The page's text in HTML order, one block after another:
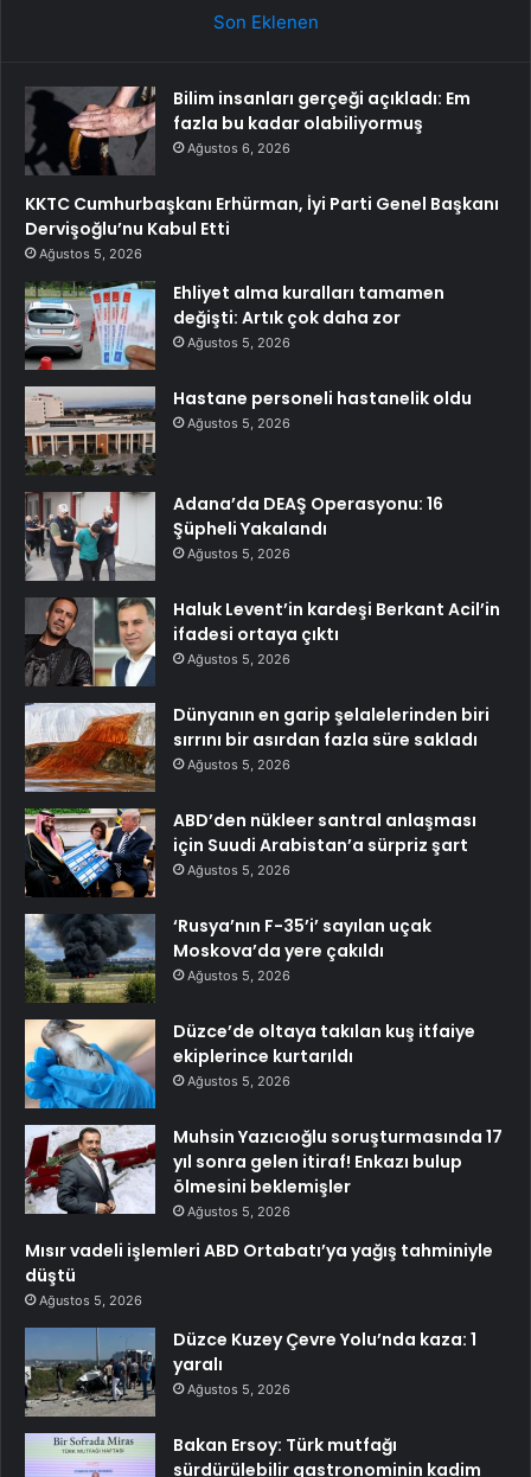
Son Eklenen
Bilim insanları gerçeği açıkladı: Em
fazla bu kadar olabiliyormuş
Ağustos 6, 2026
KKTC Cumhurbaşkanı Erhürman, İyi Parti Genel Başkanı
Dervişoğlu’nu Kabul Etti
Ağustos 5, 2026
Ehliyet alma kuralları tamamen
değişti: Artık çok daha zor
Ağustos 5, 2026
Hastane personeli hastanelik oldu
Ağustos 5, 2026
Adana’da DEAŞ Operasyonu: 16
Şüpheli Yakalandı
Ağustos 5, 2026
Haluk Levent’in kardeşi Berkant Acil’in
ifadesi ortaya çıktı
Ağustos 5, 2026
Dünyanın en garip şelalelerinden biri
sırrını bir asırdan fazla süre sakladı
Ağustos 5, 2026
ABD’den nükleer santral anlaşması
için Suudi Arabistan’a sürpriz şart
Ağustos 5, 2026
‘Rusya’nın F-35’i’ sayılan uçak
Moskova’da yere çakıldı
Ağustos 5, 2026
Düzce’de oltaya takılan kuş itfaiye
ekiplerince kurtarıldı
Ağustos 5, 2026
Muhsin Yazıcıoğlu soruşturmasında 17
yıl sonra gelen itiraf! Enkazı bulup
ölmesini beklemişler
Ağustos 5, 2026
Mısır vadeli işlemleri ABD Ortabatı’ya yağış tahminiyle
düştü
Ağustos 5, 2026
Düzce Kuzey Çevre Yolu’nda kaza: 1
yaralı
Ağustos 5, 2026
Bakan Ersoy: Türk mutfağı
sürdürülebilir gastronominin kadim